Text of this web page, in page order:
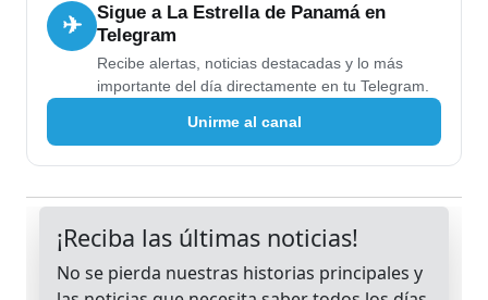
✈
Sigue a La Estrella de Panamá en
Telegram
Recibe alertas, noticias destacadas y lo más
importante del día directamente en tu Telegram.
Unirme al canal